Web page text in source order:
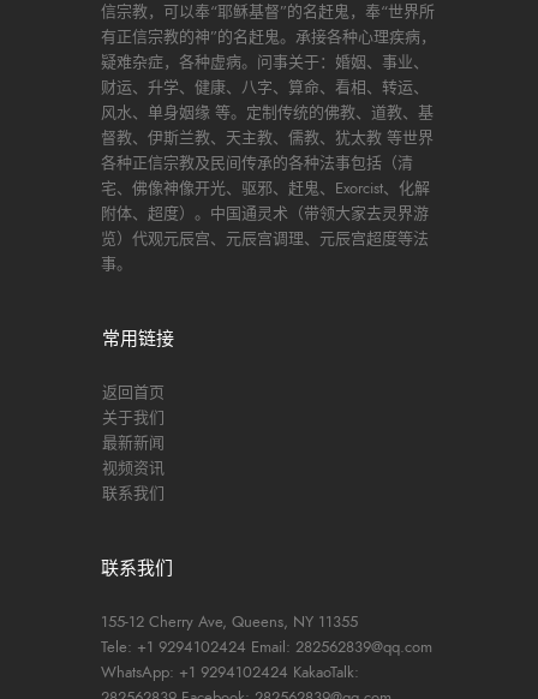
信宗教，可以奉“耶稣基督”的名赶鬼，奉“世界所
有正信宗教的神”的名赶鬼。承接各种心理疾病，
疑难杂症，各种虚病。问事关于：婚姻、事业、
财运、升学、健康、八字、算命、看相、转运、
风水、单身姻缘 等。定制传统的佛教、道教、基
督教、伊斯兰教、天主教、儒教、犹太教 等世界
各种正信宗教及民间传承的各种法事包括（清
宅、佛像神像开光、驱邪、赶鬼、Exorcist、化解
附体、超度）。中国通灵术（带领大家去灵界游
览）代观元辰宫、元辰宫调理、元辰宫超度等法
事。
常用链接
返回首页
关于我们
最新新闻
视频资讯
联系我们
联系我们
155-12 Cherry Ave, Queens, NY 11355
Tele: +1 9294102424 Email: 282562839@qq.com
WhatsApp: +1 9294102424 KakaoTalk: